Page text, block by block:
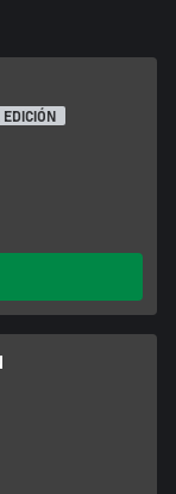
EDICIÓN